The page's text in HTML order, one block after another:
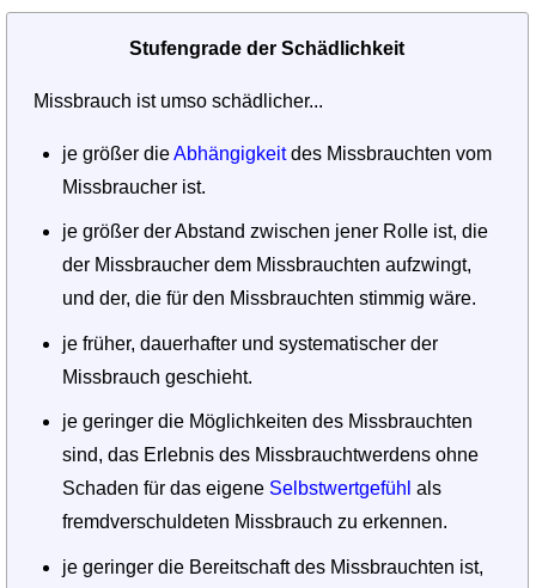
Stufengrade der Schädlichkeit
Missbrauch ist umso schädlicher...
je größer dieAbhängigkeitdes Missbrauchten vom
Missbraucher ist.
je größer der Abstand zwischen jener Rolle ist, die
der Missbraucher dem Missbrauchten aufzwingt,
und der, die für den Missbrauchten stimmig wäre.
je früher, dauerhafter und systematischer der
Missbrauch geschieht.
je geringer die Möglichkeiten des Missbrauchten
sind, das Erlebnis des Missbrauchtwerdens ohne
Schaden für das eigene Selbstwertgefühl als
fremdverschuldeten Missbrauch zu erkennen.
je geringer die Bereitschaft des Missbrauchten ist,